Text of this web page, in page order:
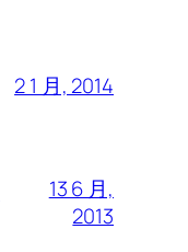
2 1 月, 2014
13 6 月,
2013